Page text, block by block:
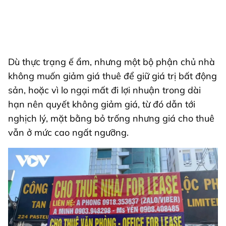
Dù thực trạng ế ẩm, nhưng một bộ phận chủ nhà
không muốn giảm giá thuê để giữ giá trị bất động
sản, hoặc vì lo ngại mất đi lợi nhuận trong dài
hạn nên quyết không giảm giá, từ đó dẫn tới
nghịch lý, mặt bằng bỏ trống nhưng giá cho thuê
vẫn ở mức cao ngất ngưỡng.